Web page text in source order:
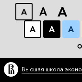
A A A
А
А А
Высшая школа